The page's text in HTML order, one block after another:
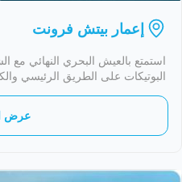
إعمار بيتش فرونت
استمتع بالعيش البحري النهائي مع
البوتيكات على الطريق الرئيسي
عرض